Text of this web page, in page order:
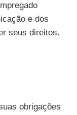
e dos
seus direitos.
obrigações